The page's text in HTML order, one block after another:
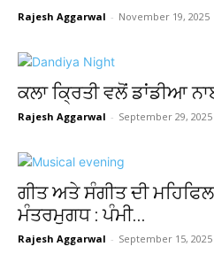
Rajesh Aggarwal - November 19, 2025
ਕਲਾ ਕ੍ਰਿਤੀ ਵਲੋਂ ਡਾਂਡੀਆ
Rajesh Aggarwal - September 29, 2025
ਗੀਤ ਅਤੇ ਸੰਗੀਤ ਦੀ
ਮੰਤਰਮੁਗਧ : ਪੰਮੀ...
Rajesh Aggarwal - September 15, 2025